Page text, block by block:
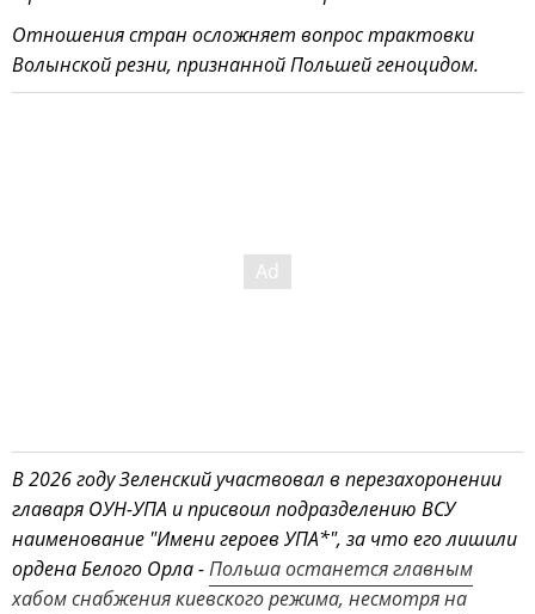
Отношения стран осложняет вопрос трактовки
Волынской резни, признанной Польшей геноцидом.
В 2026 году Зеленский участвовал в перезахоронении
главаря ОУН-УПА и присвоил подразделению ВСУ
наименование "Имени героев УПА*", за что его лишили
ордена Белого Орла -Польша останется главным
хабом снабжения киевского режима, несмотря на